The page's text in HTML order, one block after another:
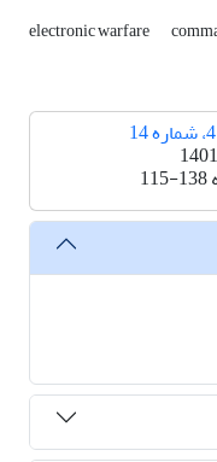
electronic warfare
115-138